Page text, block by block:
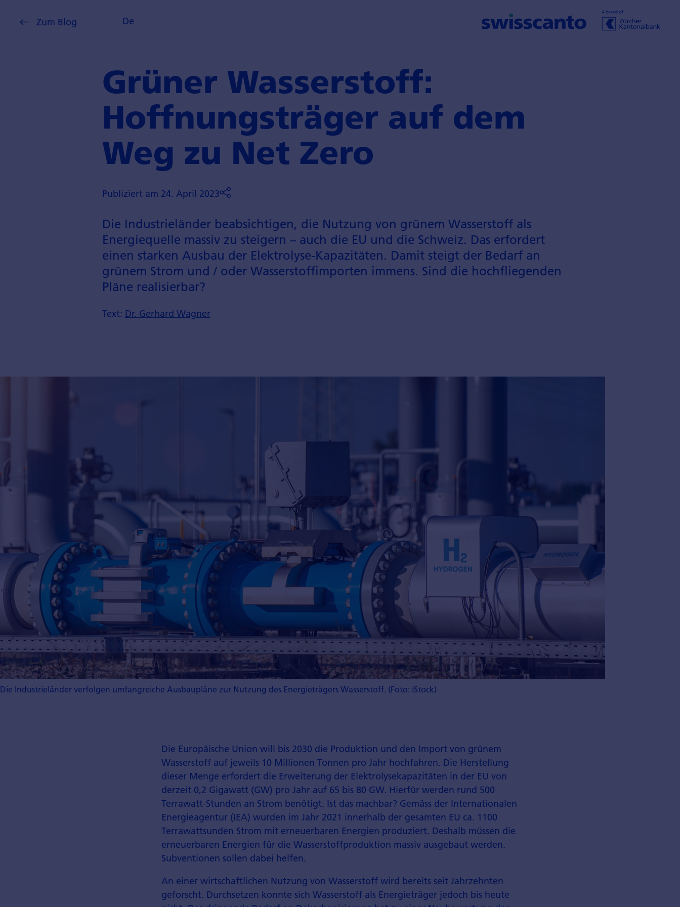
Zum Blog De
Grüner Wasserstoff:
Hoffnungsträger auf dem
Weg zu Net Zero
Publiziert am 24. April 2023
Die Industrieländer beabsichtigen, die Nutzung von grünem Wasserstoff als
Energiequelle massiv zu steigern – auch die EU und die Schweiz. Das erfordert
einen starken Ausbau der Elektrolyse-Kapazitäten. Damit steigt der Bedarf an
grünem Strom und / oder Wasserstoffimporten immens. Sind die hochfliegenden
Pläne realisierbar?
Text: Dr. Gerhard Wagner
Die Industrieländer verfolgen umfangreiche Ausbaupläne zur Nutzung des Energieträgers Wasserstoff. (Foto: iStock)
Die Europäische Union will bis 2030 die Produktion und den Import von grünem
Wasserstoff auf jeweils 10 Millionen Tonnen pro Jahr hochfahren. Die Herstellung
dieser Menge erfordert die Erweiterung der Elektrolysekapazitäten in der EU von
derzeit 0,2 Gigawatt (GW) pro Jahr auf 65 bis 80 GW. Hierfür werden rund 500
Terrawatt-Stunden an Strom benötigt. Ist das machbar? Gemäss der Internationalen
Energieagentur (IEA) wurden im Jahr 2021 innerhalb der gesamten EU ca. 1100
Terrawattsunden Strom mit erneuerbaren Energien produziert. Deshalb müssen die
erneuerbaren Energien für die Wasserstoffproduktion massiv ausgebaut werden.
Subventionen sollen dabei helfen.
An einer wirtschaftlichen Nutzung von Wasserstoff wird bereits seit Jahrzehnten
geforscht. Durchsetzen konnte sich Wasserstoff als Energieträger jedoch bis heute